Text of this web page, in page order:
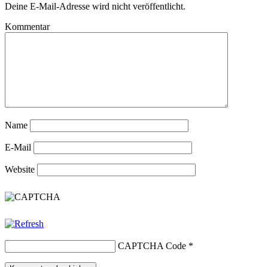
Deine E-Mail-Adresse wird nicht veröffentlicht.
Kommentar
Name
E-Mail
Website
CAPTCHA Code *